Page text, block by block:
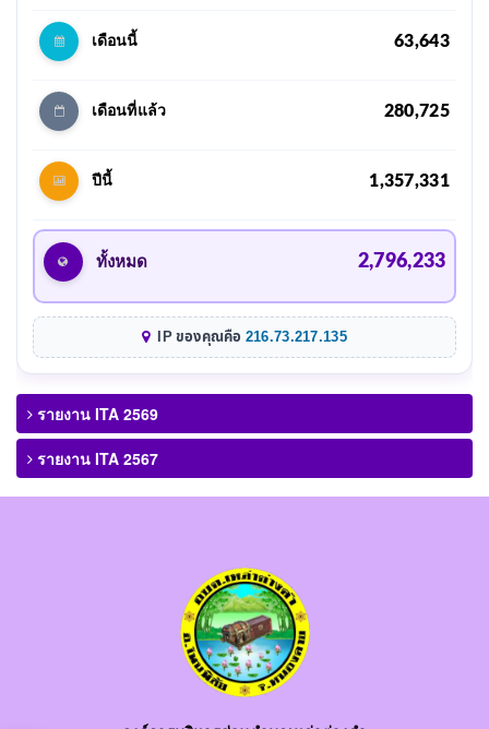
เดือนนี้ 63,643
เดือนที่แล้ว 280,725
ปีนี้ 1,357,331
ทั้งหมด 2,796,233
IP ของคุณคือ 216.73.217.135
รายงาน ITA 2569
รายงาน ITA 2567